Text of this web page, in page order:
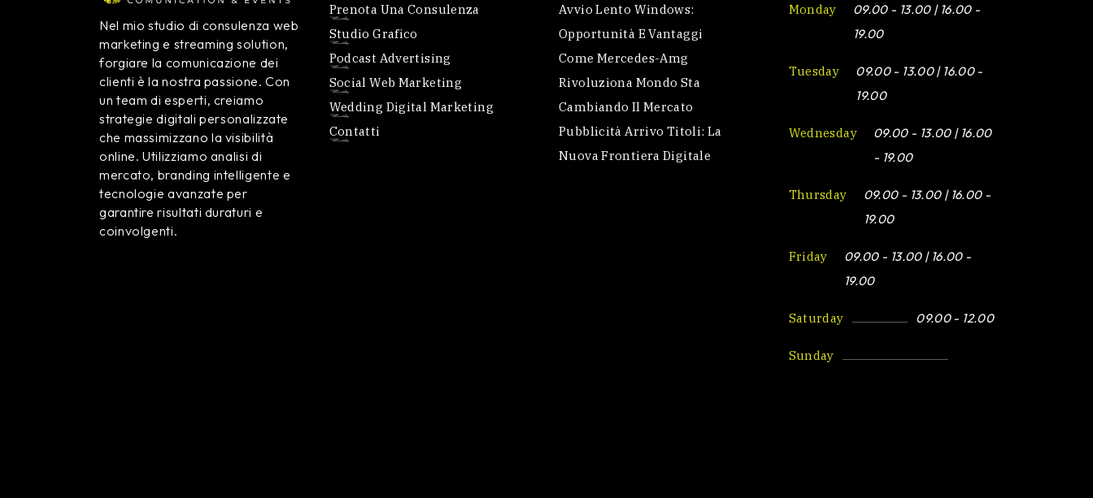
Nel mio studio di consulenza web
marketing e streaming solution,
forgiare la comunicazione dei
clienti è la nostra passione. Con
un team di esperti, creiamo
strategie digitali personalizzate
che massimizzano la visibilità
online. Utilizziamo analisi di
mercato, branding intelligente e
tecnologie avanzate per
garantire risultati duraturi e
coinvolgenti.
Prenota Una Consulenza
Studio Grafico
Podcast Advertising
Social Web Marketing
Wedding Digital Marketing
Contatti
Avvio Lento Windows:
Opportunità E Vantaggi
Come Mercedes-Amg
Rivoluziona Mondo Sta
Cambiando Il Mercato
Pubblicità Arrivo Titoli: La
Nuova Frontiera Digitale
Monday
09.00 - 13.00 | 16.00 -
19.00
Tuesday
09.00 - 13.00 | 16.00 -
19.00
Wednesday
09.00 - 13.00 | 16.00
- 19.00
Thursday
09.00 - 13.00 | 16.00 -
19.00
Friday
09.00 - 13.00 | 16.00 -
19.00
Saturday 09.00 - 12.00
Sunday